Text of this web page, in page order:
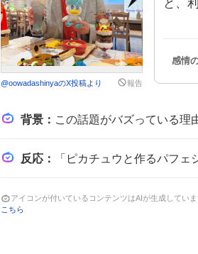
@oowadashinyaのX投稿より 報告
と、
背景 ： この話題がバズっている理由は、長らく待ち望まれていたポケモンカフェのリ
反応 ： 「ピカチュウと作るパフェショーが登場」や「新メニューが可愛すぎる」とい
アイコンが付いているコンテンツはAIが生成してい
こちら